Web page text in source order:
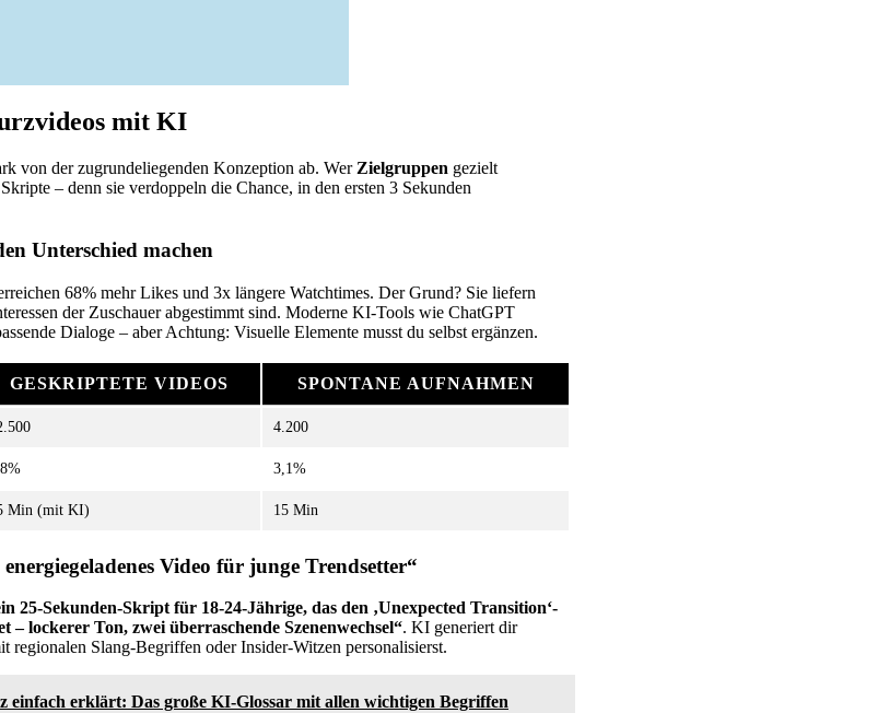
mit KI
von der zugrundeliegenden Konzeption ab. Wer Zielgruppen gezielt
– denn sie verdoppeln die Chance, in den ersten 3 Sekunden
Unterschied machen
68% mehr Likes und 3x längere Watchtimes. Der Grund? Sie liefern
der Zuschauer abgestimmt sind. Moderne KI-Tools wie ChatGPT
Dialoge – aber Achtung: Visuelle Elemente musst du selbst ergänzen.
GESKRIPTETE VIDEOS SPONTANE AUFNAHMEN
4.200
3,1%
Min (mit KI) 15 Min
Video für junge Trendsetter“
25-Sekunden-Skript für 18-24-Jährige, das den ‚Unexpected Transition‘-
lockerer Ton, zwei überraschende Szenenwechsel“. KI generiert dir
regionalen Slang-Begriffen oder Insider-Witzen personalisierst.
einfach erklärt: Das große KI-Glossar mit allen wichtigen Begriffen